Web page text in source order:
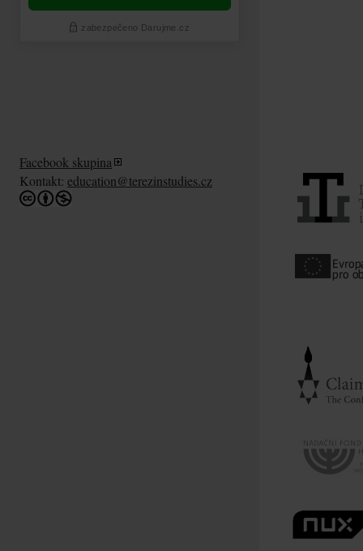
Facebook skupina
Kontakt: education@terezinstudies.cz